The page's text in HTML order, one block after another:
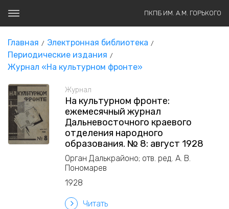
ПКПБ ИМ. А.М. ГОРЬКОГО
Главная
Электронная библиотека
Периодические издания
Журнал «На культурном фронте»
Журнал
На культурном фронте:
ежемесячный журнал
Дальневосточного краевого
отделения народного
образования. № 8: август 1928
Орган Далькрайоно; отв. ред. А. В.
Пономарев
1928
Читать